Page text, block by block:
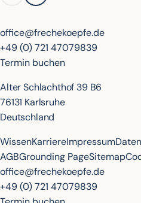
office@frechekoepfe.de
+49 (0) 721 47079839
Termin buchen
Alter Schlachthof 39 B6
76131 Karlsruhe
Deutschland
WissenKarriereImpressum
AGBGrounding PageSitemap
office@frechekoepfe.de
+49 (0) 721 47079839